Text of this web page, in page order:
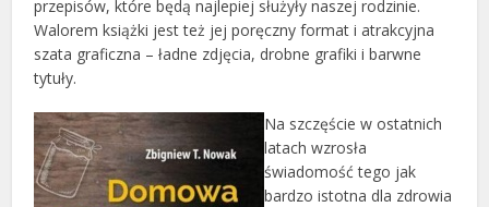
przepisów, które będą najlepiej służyły naszej rodzinie.
Walorem książki jest też jej poręczny format i atrakcyjna
szata graficzna – ładne zdjęcia, drobne grafiki i barwne
tytuły.
Na szczęście w ostatnich
latach wzrosła
świadomość tego jak
bardzo istotna dla zdrowia